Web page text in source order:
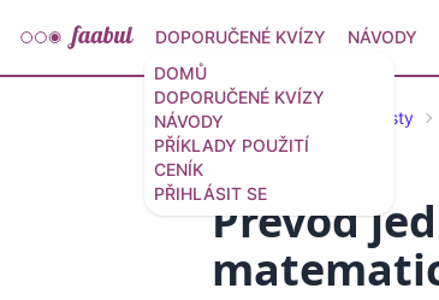
DOMŮ
DOPORUČENÉ KVÍZY
NÁVODY
PŘÍKLADY POUŽITÍ
CENÍK
PŘIHLÁSIT SE
DOPORUČENÉ KVÍZY NÁVODY
Doporučené kvízy a testy
Převod